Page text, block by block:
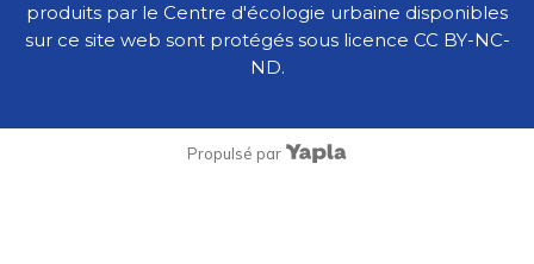
produits par le Centre d'écologie urbaine disponibles
sur ce site web sont protégés sous licence CC BY-NC-
ND.
Propulsé par